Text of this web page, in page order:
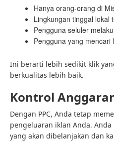
Hanya orang-orang di
Lingkungan tinggal lokal
Pengguna seluler
Pengguna yang mencari
Ini berarti lebih sedikit klik
berkualitas lebih baik.
Kontrol
Dengan PPC, Anda tetap
pengeluaran iklan Anda.
yang akan dibelanjakan dan